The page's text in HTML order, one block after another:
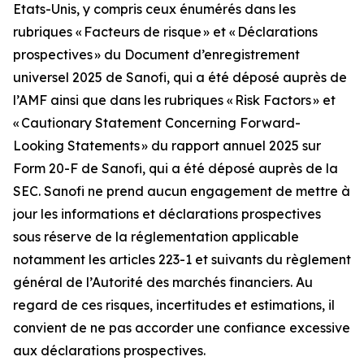
Etats-Unis, y compris ceux énumérés dans les
rubriques « Facteurs de risque » et « Déclarations
prospectives » du Document d’enregistrement
universel 2025 de Sanofi, qui a été déposé auprès de
l’AMF ainsi que dans les rubriques « Risk Factors » et
« Cautionary Statement Concerning Forward-
Looking Statements » du rapport annuel 2025 sur
Form 20-F de Sanofi, qui a été déposé auprès de la
SEC. Sanofi ne prend aucun engagement de mettre à
jour les informations et déclarations prospectives
sous réserve de la réglementation applicable
notamment les articles 223-1 et suivants du règlement
général de l’Autorité des marchés financiers. Au
regard de ces risques, incertitudes et estimations, il
convient de ne pas accorder une confiance excessive
aux déclarations prospectives.